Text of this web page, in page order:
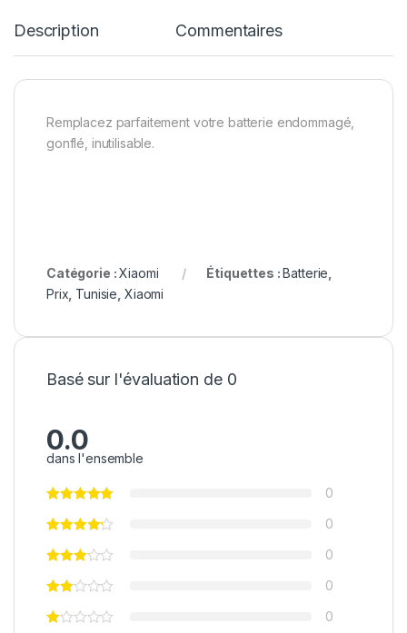
Description Commentaires
Remplacez parfaitement votre batterie endommagé,
gonflé, inutilisable.
Catégorie :Xiaomi Étiquettes :Batterie
Prix Tunisie Xiaomi
Basé sur l'évaluation de 0
0.0
dans l'ensemble
0
0
0
0
0